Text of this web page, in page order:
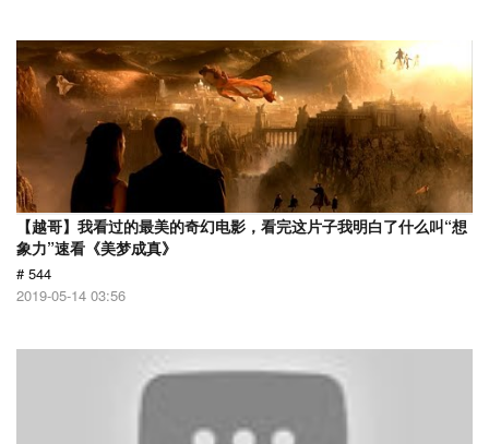
【越哥】我看过的最美的奇幻电影，看完这片子我明白了什么叫“想
象力”速看《美梦成真》
# 544
2019-05-14 03:56